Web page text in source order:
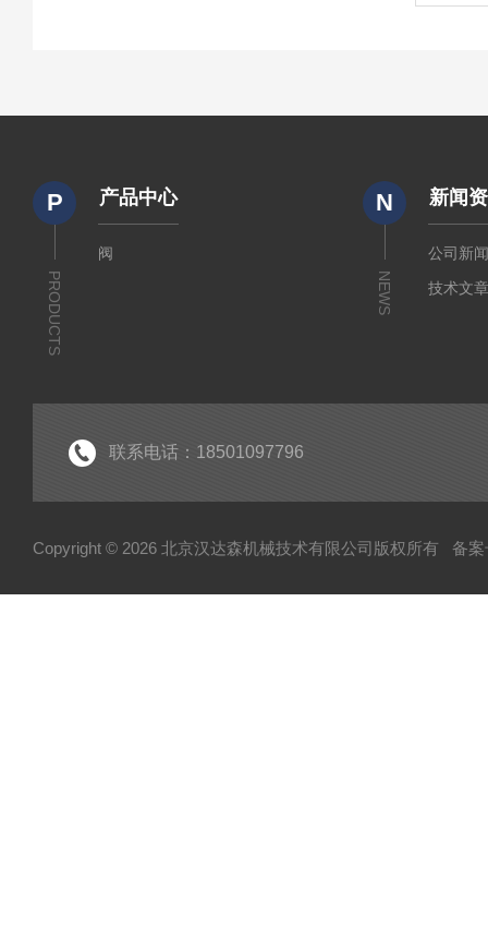
P
PRODUCTS
产品中心
阀
N
NEWS
新闻
公司新
技术文
联系电话：18501097796
Copyright © 2026 北京汉达森机械技术有限公司版权所有 备案